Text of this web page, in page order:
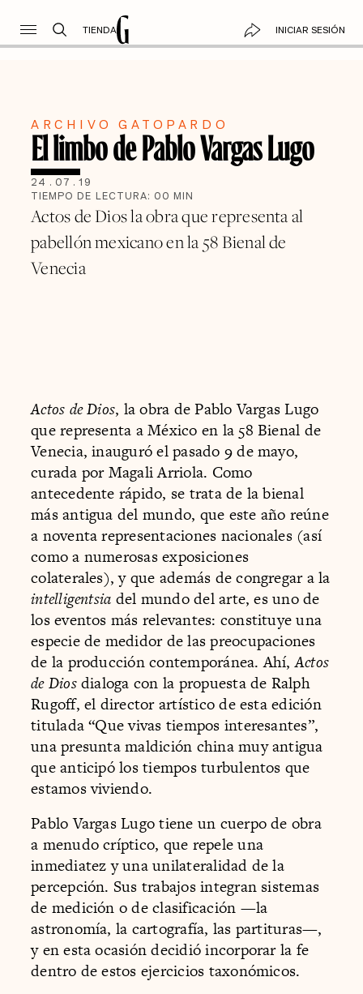
TIENDA INICIAR SESIÓN
ARCHIVO GATOPARDO
El limbo de Pablo Vargas Lugo
24 . 07 . 19
TIEMPO DE LECTURA: 00 MIN
Actos de Dios la obra que representa al
pabellón mexicano en la 58 Bienal de
Venecia
Actos de Dios, la obra de Pablo Vargas Lugo
que representa a México en la 58 Bienal de
Venecia, inauguró el pasado 9 de mayo,
curada por Magali Arriola. Como
antecedente rápido, se trata de la bienal
más antigua del mundo, que este año reúne
a noventa representaciones nacionales (así
como a numerosas exposiciones
colaterales), y que además de congregar a la
intelligentsia del mundo del arte, es uno de
los eventos más relevantes: constituye una
especie de medidor de las preocupaciones
de la producción contemporánea. Ahí,Actos
de Diosdialoga con la propuesta de Ralph
Rugoff, el director artístico de esta edición
titulada “Que vivas tiempos interesantes”,
una presunta maldición china muy antigua
que anticipó los tiempos turbulentos que
estamos viviendo.
Pablo Vargas Lugo tiene un cuerpo de obra
a menudo críptico, que repele una
inmediatez y una unilateralidad de la
percepción. Sus trabajos integran sistemas
de medición o de clasificación —la
astronomía, la cartografía, las partituras—,
y en esta ocasión decidió incorporar la fe
dentro de estos ejercicios taxonómicos.